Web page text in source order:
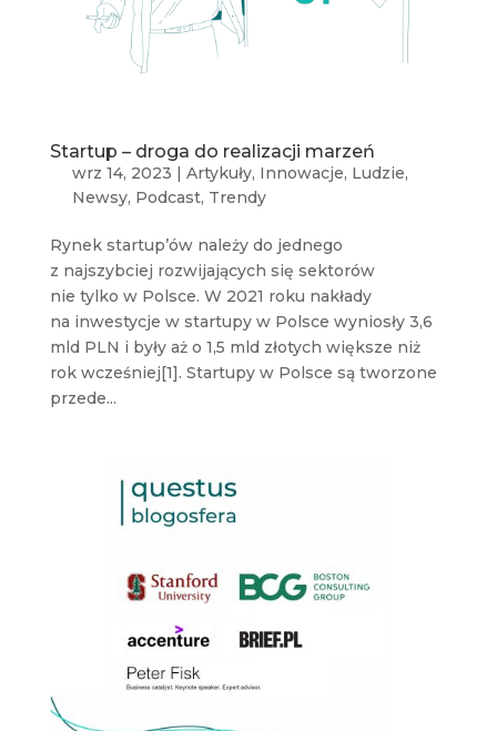
Startup – droga do realizacji marzeń
wrz 14, 2023 | Artykuły, Innowacje, Ludzie,
Newsy, Podcast, Trendy
Rynek startup’ów należy do jednego
z najszybciej rozwijających się sektorów
nie tylko w Polsce. W 2021 roku nakłady
na inwestycje w startupy w Polsce wyniosły 3,6
mld PLN i były aż o 1,5 mld złotych większe niż
rok wcześniej[1]. Startupy w Polsce są tworzone
przede...